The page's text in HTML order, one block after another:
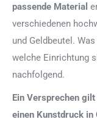
passende Material
verschiedenen
und Geldbeutel.
welche Einrichtung
nachfolgend.
Ein Versprechen
einen Kunstdruck